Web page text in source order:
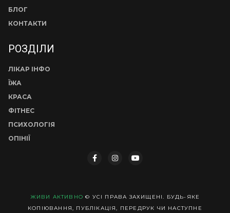
БЛОГ
КОНТАКТИ
РОЗДІЛИ
ЛІКАР ІНФО
ЇЖА
КРАСА
ФІТНЕС
ПСИХОЛОГІЯ
ОПІНІЇ
ЖИВИ АКТИВНО © УСІ ПРАВА ЗАХИЩЕНІ. БУДЬ-ЯКЕ
КОПІЮВАННЯ, ПУБЛІКАЦІЯ, ПЕРЕДРУК ЧИ НАСТУПНЕ